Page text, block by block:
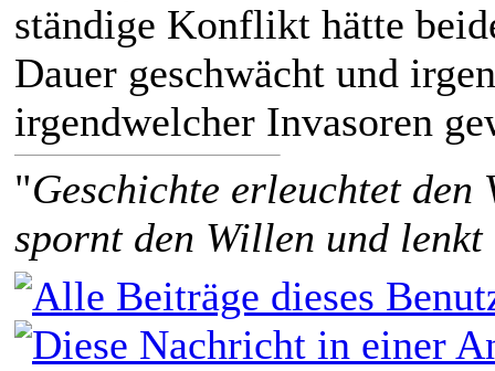
ständige Konflikt hätte
Dauer geschwächt und
irgendwelcher Invasoren
"Geschichte erleuchtet den
spornt den Willen und